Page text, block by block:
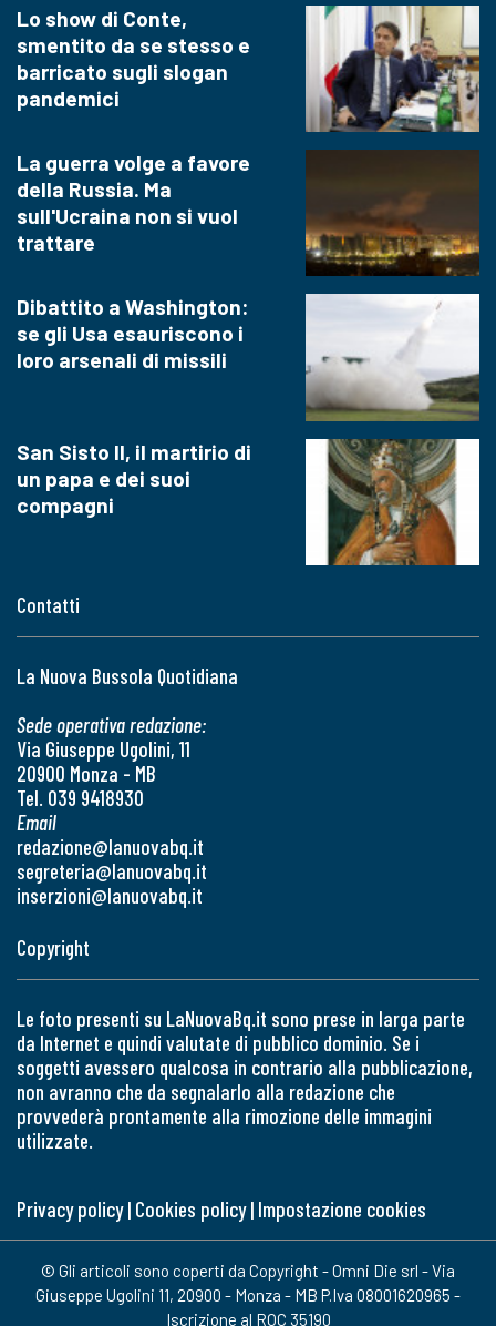
Contatti
La Nuova Bussola Quotidiana
Sede operativa redazione:
Via Giuseppe Ugolini, 11
20900 Monza - MB
Tel. 039 9418930
Email
redazione@lanuovabq.it
segreteria@lanuovabq.it
inserzioni@lanuovabq.it
Lo show di Conte,
smentito da se stesso e
barricato sugli slogan
pandemici
La guerra volge a favore
della Russia. Ma
sull'Ucraina non si vuol
trattare
Dibattito a Washington:
se gli Usa esauriscono i
loro arsenali di missili
San Sisto II, il martirio di
un papa e dei suoi
compagni
Copyright
Le foto presenti su LaNuovaBq.it sono prese in larga parte
da Internet e quindi valutate di pubblico dominio. Se i
soggetti avessero qualcosa in contrario alla pubblicazione,
non avranno che da segnalarlo alla redazione che
provvederà prontamente alla rimozione delle immagini
utilizzate.
Privacy policy| Cookies policy| Impostazione cookies
© Gli articoli sono coperti da Copyright - Omni Die srl - Via
Giuseppe Ugolini 11, 20900 - Monza - MB P.Iva 08001620965 -
Iscrizione al ROC 35190